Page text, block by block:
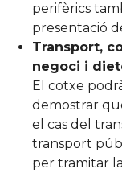
perifèrics
presentació
Transport,
negoci i
El cotxe
demostrar
el cas del
transport
per tramitar